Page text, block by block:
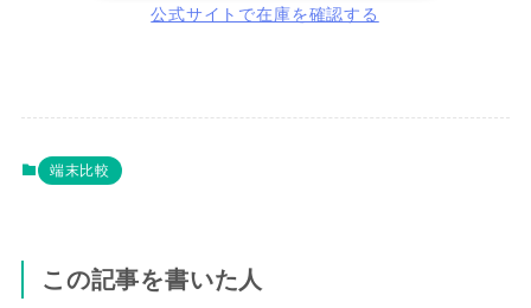
公式サイトで在庫を確認する
端末比較
この記事を書いた人